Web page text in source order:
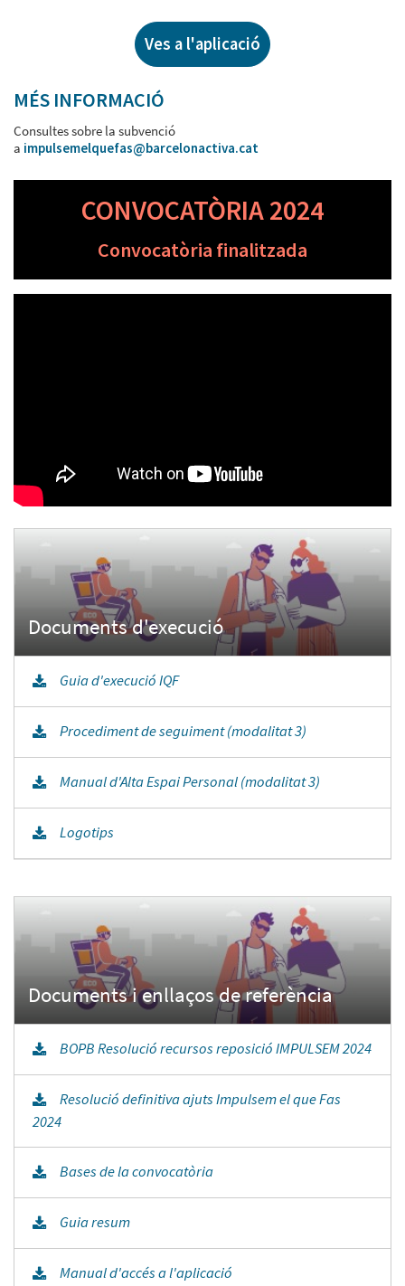
Ves a l'aplicació
MÉS INFORMACIÓ
Consultes sobre la subvenció
a impulsemelquefas@barcelonactiva.cat
CONVOCATÒRIA 2024
Convocatòria finalitzada
Guia d'execució IQF
Procediment de seguiment (modalitat 3)
Manual d'Alta Espai Personal (modalitat 3)
Logotips
BOPB Resolució recursos reposició IMPULSEM 2024
Resolució definitiva ajuts Impulsem el que Fas
2024
Bases de la convocatòria
Guia resum
Manual d'accés a l'aplicació